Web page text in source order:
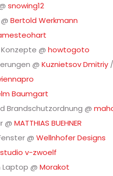
snowing12
Bertold Werkmann
@ howtogoto
@ Kuznietsov Dmitriy /
Baumgart
Brandschutzordnung @
@ MATTHIAS BUEHNER
@ Wellnhofer Designs
studio v-zwoelf
@ Morakot